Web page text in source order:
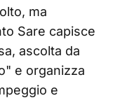
ma
Sare capisce
ascolta da
e organizza
e